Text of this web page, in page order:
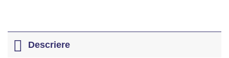
Descriere